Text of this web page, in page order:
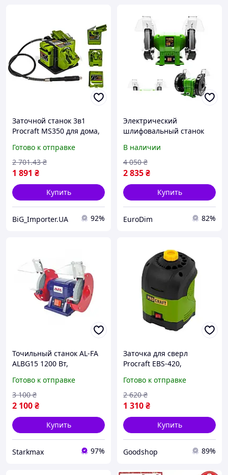
Заточной станок 3в1
Procraft MS350 для дома,
для затачивания
режущего инструмента
Готово к отправке
1 891 ₴
2 701.43 ₴
Купить
BiG_Importer.UA 92%
Электрический
шлифовальный станок
Станок для заточки
инструментов 1350 Вт
Прокрафт
В наличии
2 835₴
4 050 ₴
Купить
EuroDim 82%
Точильный станок AL-FA
ALBG15 1200 Вт,
150 мм для шлифовки,
заточки инструмента и
очистки металла
Готово к отправке
2 100₴
3 100 ₴
Купить
Starkmax 97%
Заточка для сверл
Procraft EBS-420,
заточки сверл,
устройство для
восстановления
режущего инструмента
Готово к отправке
1 310₴
2 620 ₴
Купить
Goodshop 89%